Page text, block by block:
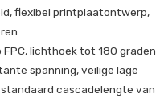
flexibel printplaatontwerp,
lichthoek tot 180 graden
spanning, veilige lage
cascadelengte van